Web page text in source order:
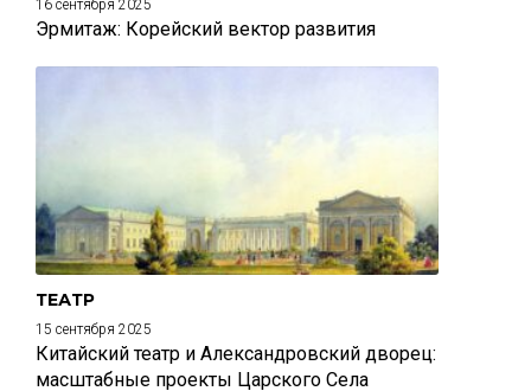
16 сентября 2025
Эрмитаж: Корейский вектор развития
ТЕАТР
15 сентября 2025
Китайский театр и Александровский дворец:
масштабные проекты Царского Села